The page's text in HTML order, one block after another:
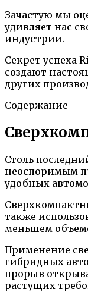
Зачастую мы
удивляет нас
индустрии.
Секрет успеха
создают
других
Содержание
Столь
неоспоримым
удобных
также
меньшем
Применение
гибридных
прорыв
растущих